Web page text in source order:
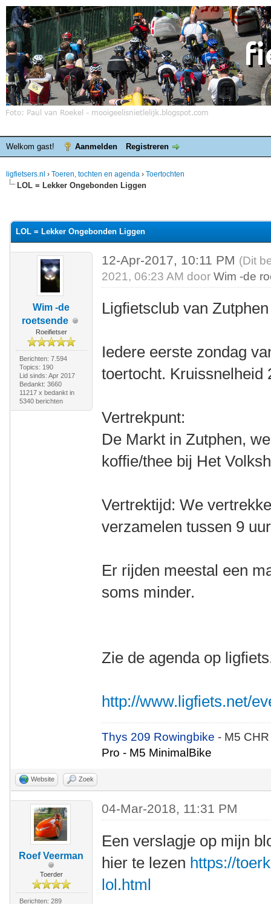
Welkom gast! Aanmelden Registreren
ligfietsers.nl › Toeren, tochten en agenda › Toertochten
LOL = Lekker Ongebonden Liggen
LOL = Lekker Ongebonden Liggen
Wim -de
roetsende
Roeifietser
Berichten: 7.594
Topics: 190
Lid sinds: Apr 2017
Bedankt: 3660
11217 x bedankt in
5340 berichten
12-Apr-2017, 10:11 PM (Dit
2021, 06:23 AM doorWim -de
Ligfietsclub van
Iedere eerste zondag
toertocht. Kruissnelheid
Vertrekpunt:
De Markt in Zutphen,
koffie/thee bij Het
Vertrektijd: We
verzamelen tussen 9
Er rijden meestal een
soms minder.
Zie de agenda op
http://www.ligfiets.net/
Thys 209 Rowingbike- M5
Pro - M5 MinimalBike
Website Zoek
Roef Veerman
Toerder
Berichten: 289
04-Mar-2018, 11:31 PM
Een verslagje op mijn
hier te lezen https://
lol.html